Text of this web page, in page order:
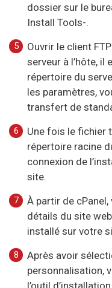
dossier sur le
Install Tools-.
Ouvrir le client
serveur à l’hôte, il
répertoire du
les paramètres,
transfert de
Une fois le fichier
répertoire racine
connexion de
site.
À partir de
détails du site
installé sur votre
Après avoir
personnalisation,